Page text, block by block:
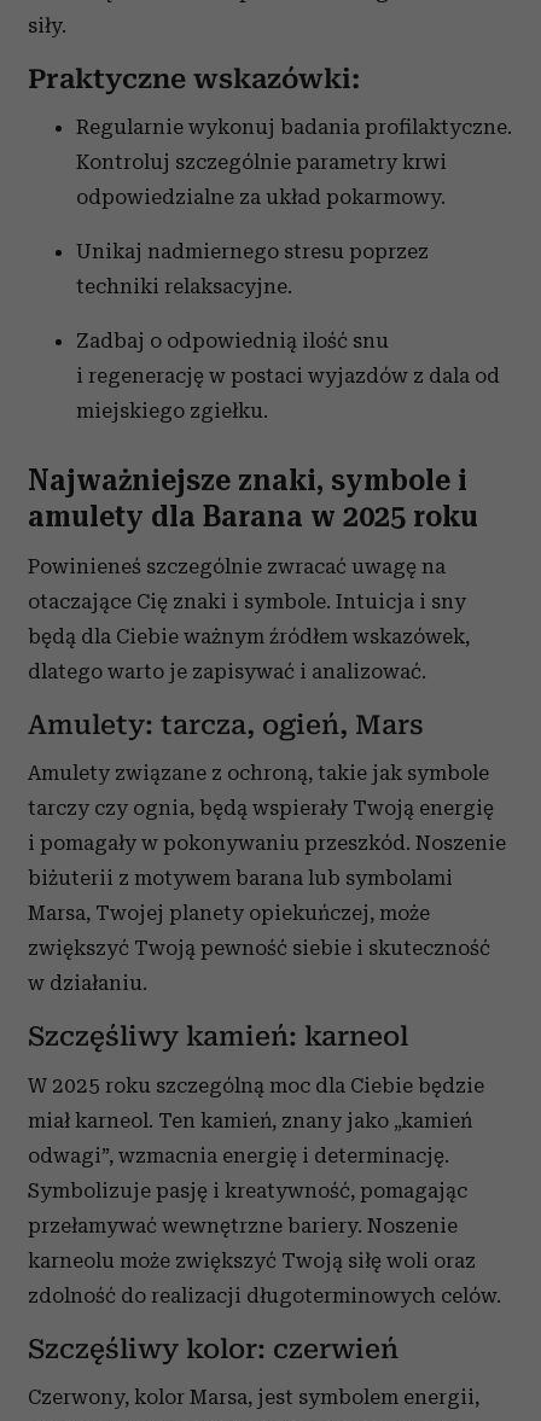
korzystania z ich usług.
siły.
Praktyczne wskazówki:
Regularnie wykonuj badania profilaktyczne.
Kontroluj szczególnie parametry krwi
odpowiedzialne za układ pokarmowy.
Unikaj nadmiernego stresu poprzez
techniki relaksacyjne.
Zadbaj o odpowiednią ilość snu
i regenerację w postaci wyjazdów z dala od
miejskiego zgiełku.
Najważniejsze znaki, symbole i
amulety dla Barana w 2025 roku
Powinieneś szczególnie zwracać uwagę na
otaczające Cię znaki i symbole. Intuicja i sny
będą dla Ciebie ważnym źródłem wskazówek,
dlatego warto je zapisywać i analizować.
Amulety: tarcza, ogień, Mars
Amulety związane z ochroną, takie jak symbole
tarczy czy ognia, będą wspierały Twoją energię
i pomagały w pokonywaniu przeszkód. Noszenie
biżuterii z motywem barana lub symbolami
Marsa, Twojej planety opiekuńczej, może
zwiększyć Twoją pewność siebie i skuteczność
w działaniu.
Szczęśliwy kamień: karneol
W 2025 roku szczególną moc dla Ciebie będzie
miał karneol. Ten kamień, znany jako „kamień
odwagi”, wzmacnia energię i determinację.
Symbolizuje pasję i kreatywność, pomagając
przełamywać wewnętrzne bariery. Noszenie
karneolu może zwiększyć Twoją siłę woli oraz
zdolność do realizacji długoterminowych celów.
Szczęśliwy kolor: czerwień
Czerwony, kolor Marsa, jest symbolem energii,